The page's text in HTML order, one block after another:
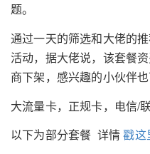
题。
通过一天的筛选和大佬的
活动，据大佬说，该套餐
商下架，感兴趣的小伙伴
大流量卡，正规卡，电信/
以下为部分套餐 详情戳这